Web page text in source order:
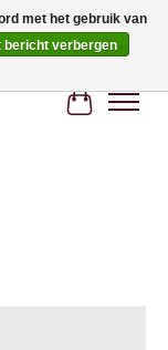
vanaf €100
met het gebruik van
bericht verbergen